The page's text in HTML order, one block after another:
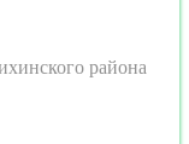
района